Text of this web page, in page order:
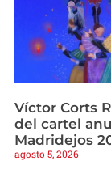
Víctor Corts
del cartel
Madridejos
agosto 5, 2026